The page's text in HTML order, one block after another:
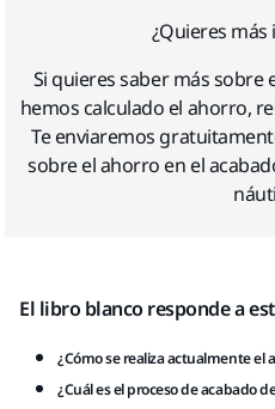
¿Quieres
Si quieres saber más sobre
hemos calculado el ahorro,
Te enviaremos
sobre el ahorro en el
El libro blanco responde a
¿Cómo se realiza actualmente el
¿Cuál es el proceso de acabado